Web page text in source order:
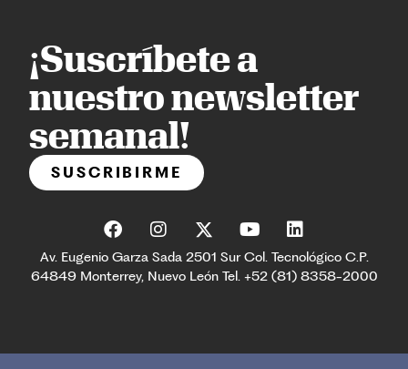
¡Suscríbete a
nuestro newsletter
semanal!
SUSCRIBIRME
Av. Eugenio Garza Sada 2501 Sur Col. Tecnológico C.P.
64849 Monterrey, Nuevo León Tel. +52 (81) 8358-2000